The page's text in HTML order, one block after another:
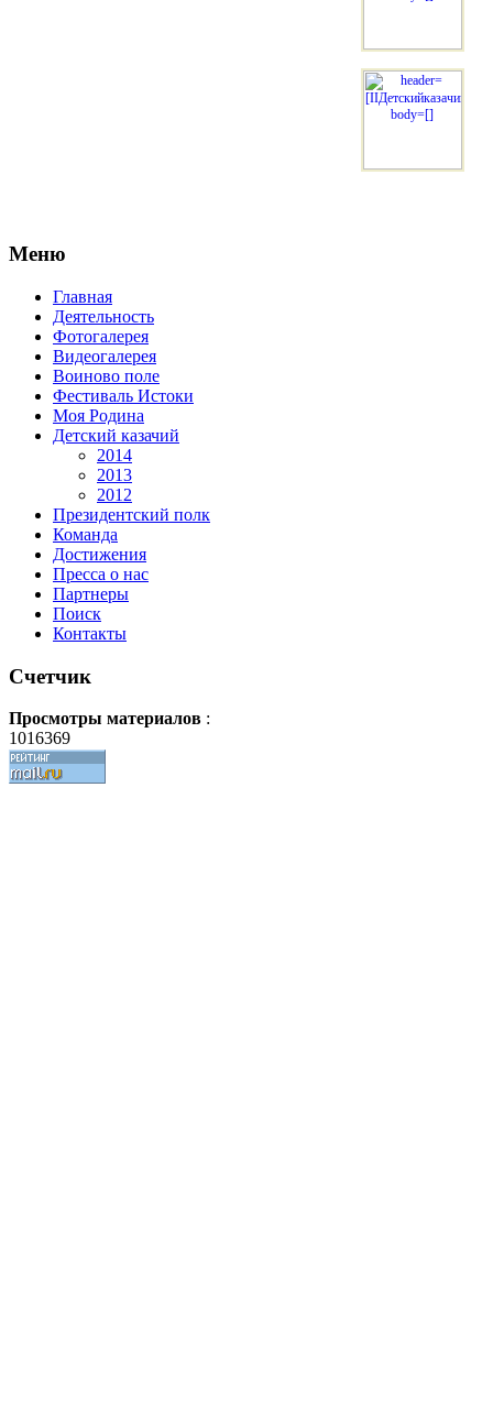
Меню
Главная
Деятельность
Фотогалерея
Видеогалерея
Воиново поле
Фестиваль Истоки
Моя Родина
Детский казачий
2014
2013
2012
Президентский полк
Команда
Достижения
Пресса о нас
Партнеры
Поиск
Контакты
Счетчик
Просмотры материалов :
1016369